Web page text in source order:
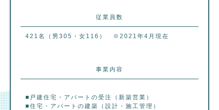
従業員数
421名（男305・女116） ※2021年4月現在
事業内容
■戸建住宅・アパートの受注（新築営業）
■住宅・アパートの建築（設計・施工管理）